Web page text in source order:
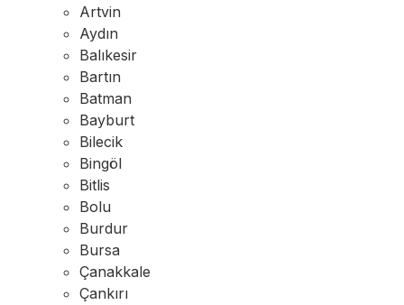
Artvin
Aydın
Balıkesir
Bartın
Batman
Bayburt
Bilecik
Bingöl
Bitlis
Bolu
Burdur
Bursa
Çanakkale
Çankırı